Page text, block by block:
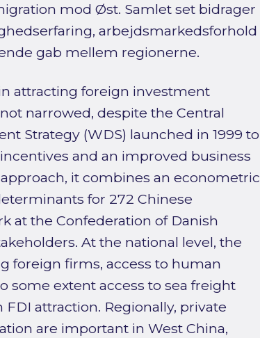
mod Øst. Samlet set bidrager
arbejdsmarkedsforhold
gab mellem regionerne.
attracting foreign investment
narrowed, despite the Central
Strategy (WDS) launched in 1999 to
and an improved business
it combines an econometric
for 272 Chinese
at the Confederation of Danish
At the national level, the
foreign firms, access to human
some extent access to sea freight
attraction. Regionally, private
are important in West China,